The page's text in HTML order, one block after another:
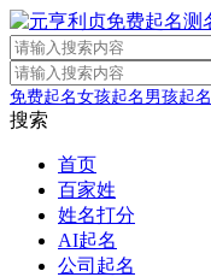
免费起名女孩起名 男孩起名
搜索
首页
百家姓
姓名打分
AI起名
公司起名